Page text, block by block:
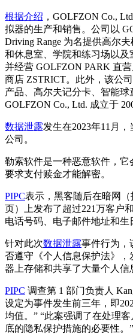
根据介绍 ，GOLFZON Co.,
拟器的生产和销售。公司以
Driving Range 为名提供高尔
和休息室、学院和练习场以及
并经营 GOLFZON PARK 直
商店 ZSTRICT。此外，该公
产品、高尔夫记分卡、智能球
GOLFZON Co., Ltd. 成立于
数据泄露发生在2023年11月
公司。
勒索软件是一种恶意软件，
要求支付赎金才能解密。
PIPC表示，黑客随后在暗网
页）上发布了超过221万客户
电话号码、电子邮件地址和生
针对此次数据泄露事件行为，
否遵守《个人信息保护法》
器上存储和共享了大量个人信
PIPC 调查第 1 部门负责人
设定为事件发生前三年，即
均值。” “此案强调了在处理
底的隐私保护措施的必要性。”